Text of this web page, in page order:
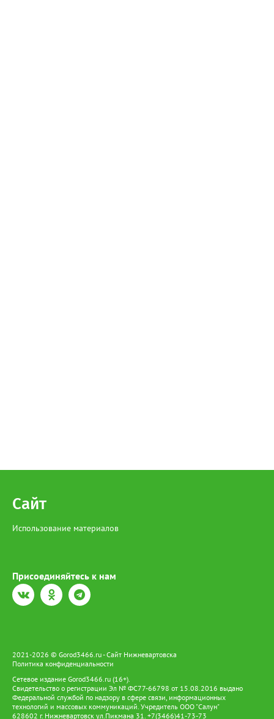
Сайт
Использование материалов
Присоединяйтесь к нам
2021-2026 © Gorod3466.ru - Сайт Нижневартовска
Политика конфиденциальности
Сетевое издание Gorod3466.ru (16+).
Свидетельство о регистрации Эл № ФС77-66798 от 15.08.2016 выдано
Федеральной службой по надзору в сфере связи, информационных
технологий и массовых коммуникаций. Учредитель ООО "Салун"
628602 г. Нижневартовск ул.Пикмана 31. +7(3466)41-73-73